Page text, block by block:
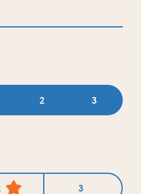
2 3
3
ни одного лота